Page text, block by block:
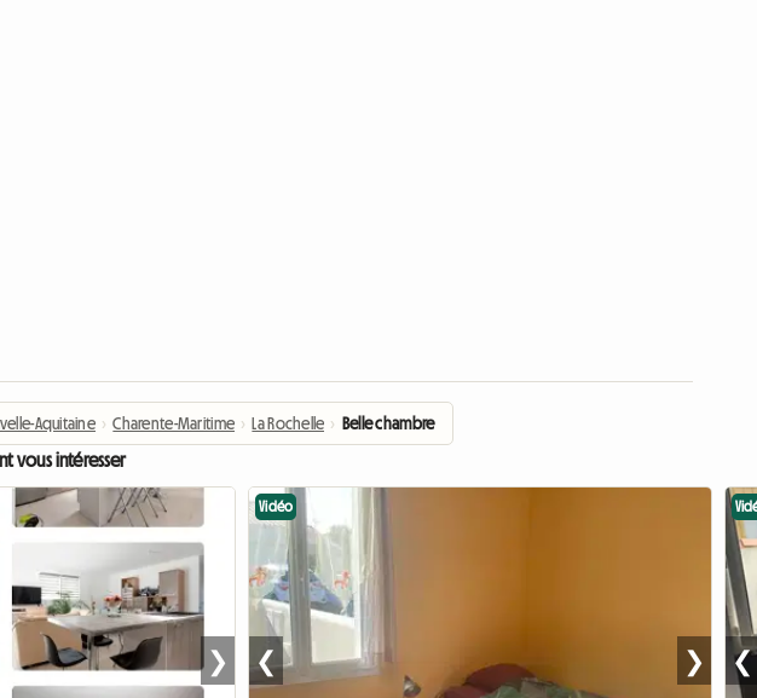
Aquitaine › Charente-Maritime › La Rochelle › Belle chambre
vous intéresser
❯
Vidéo
❮ ❯ ❮